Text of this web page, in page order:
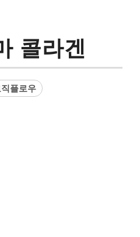
콜라겐
직플로우